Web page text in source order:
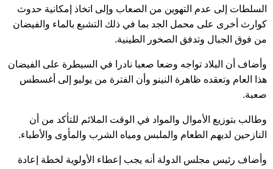
السلطات إلى عدم التهوين من الصعاب وإلى اتخاذ إمكانية حدوث
كوارث أخرى على محمل الجد بما في ذلك التشبع بالماء والفيضان
من فوق الجبال وتدفق الصخور الطينية.
وأضاف أن البلاد تواجه وضعا صعبا نادرا في السيطرة على الفيضان
هذا العام وتعقده ظاهرة النينو وأن الفترة من يوليو إلى أغسطس
صعبة.
وطالب بتوزيع الأموال والمواد في الوقت الملائم للتأكد من أن
النازحين لديهم الطعام والملبس ومياه الشرب والمأوى والأطباء.
وأضاف رئيس مجلس الدولة أنه يجب إعطاء الأولوية لخطة إعادة